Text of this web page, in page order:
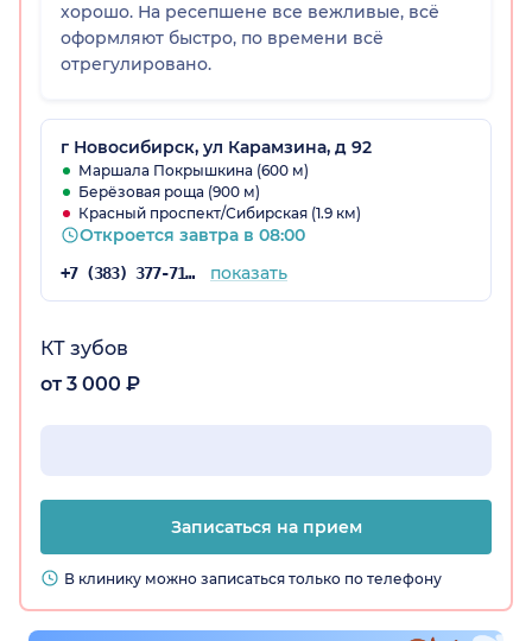
хорошо. На ресепшене все вежливые, всё
оформляют быстро, по времени всё
отрегулировано.
г Новосибирск, ул Карамзина, д 92
Маршала Покрышкина (600 м)
Берёзовая роща (900 м)
Красный проспект/Сибирская (1.9 км)
Откроется завтра в 08:00
+7 (383) 377-71-34 показать
КТ зубов
от 3 000 ₽
Записаться на прием
В клинику можно записаться только по телефону